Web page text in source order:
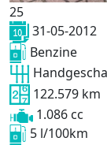
25
31-05-2012
Benzine
122.579 km
1.086 cc
5 l/100km